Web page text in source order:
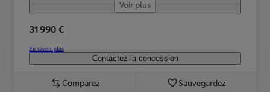
Voir plus
31 990 €
En savoir plus
Contactez la concession
Comparez Sauvegardez